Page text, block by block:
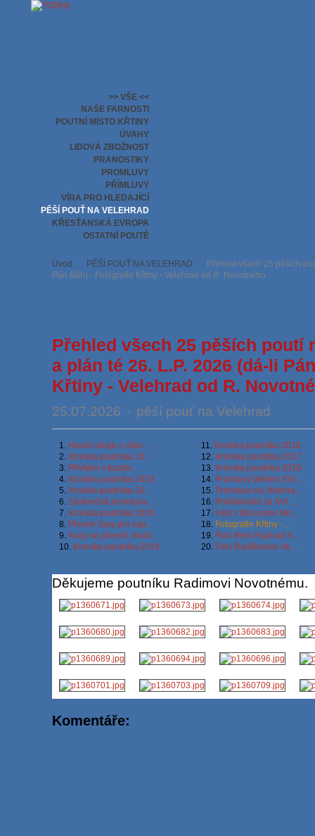
>> VŠE <<
NAŠE FARNOSTI
POUTNÍ MÍSTO KŘTINY
ÚVAHY
LIDOVÁ ZBOŽNOST
PRANOSTIKY
PROMLUVY
PŘÍMLUVY
VÍRA PRO HLEDAJÍCÍ
PĚŠÍ POUŤ NA VELEHRAD
KŘESŤANSKÁ EVROPA
OSTATNÍ POUTĚ
Úvod PĚŠÍ POUŤ NA VELEHRAD
Přehled všech 25 pěších
Pán Bůh) - Fotografie Křtiny - Velehrad od R. Novotného
Přehled všech 25 pěších poutí
a plán té 26. L.P. 2026 (dá-li
Křtiny - Velehrad od R.
25.07.2026 - pěší pouť na Velehrad
1.
Hlavní údaje o všec...
2. Kronika poutníka 20...
3. Přivítání v bazilic...
4. Kronika poutníka 2023
5. Kronika poutníka 20...
6. Závěrečná promluva ...
7. Kronika poutníka 2020
8. Přesné časy pro záp...
9. Kudy se přesně chodí
10. Kronika poutníka 2019
11. Kronika poutníka 2018
12. Kronika poutníka 2017
13. Kronika poutníka 2016
14. Promluvy během XVI....
15. Promluva na Velehra...
16. Poděkování za XVI. ...
17. Foto z Brna přes Mo...
18. Fotografie Křtiny -...
19. Foto Brno Rajhrad V...
20. Foto Ratíškovice Ve...
Děkujeme poutníku Radimovi Novotnému.
Komentáře: